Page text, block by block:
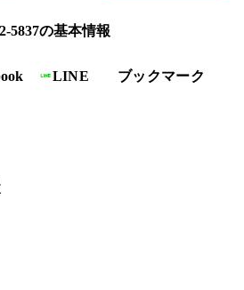
5837の基本情報
LINE
ブックマーク